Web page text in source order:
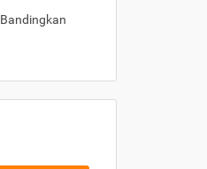
Bandingkan